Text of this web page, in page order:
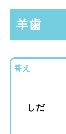
羊歯
答え
しだ